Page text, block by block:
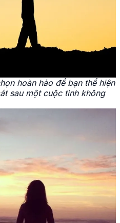
hoàn hảo để bạn thể hiện
sau một cuộc tình không